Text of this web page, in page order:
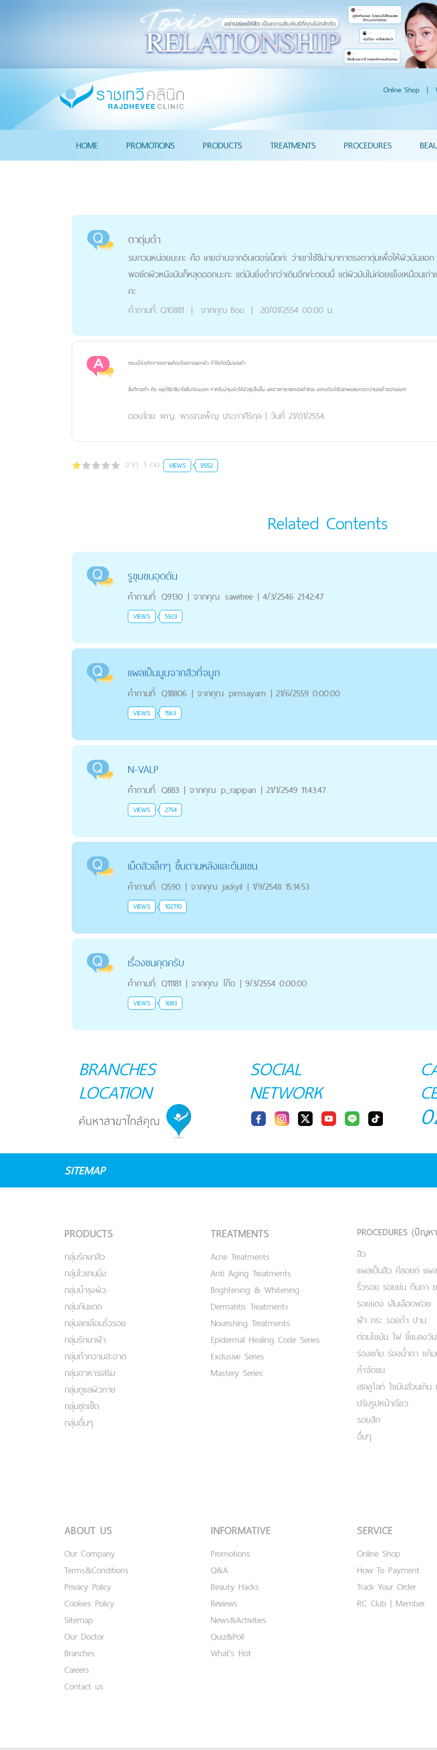
Online Shop |
HOME PROMOTIONS PRODUCTS TREATMENTS PROCEDURES
ตาตุ่มดำ
รบกวนหน่อยนะคะ คือ เคยอ่านจากอินเตอร์เน็ตค่ะ ว่าเขาใช้ซีม่ามาทาตรงตาตุ่มเพื่อให้ผิวมันลอ
พอขัดผิวหนังมันก็หลุดออกนะคะ แต่มันยิ่งดำกว่าเดิมอีกค่ะตอนนี้ แต่ผิวมันไม่ค่อยแข็งเหมือนเก่า
คะ
คำถามที่: Q10881 | จากคุณ Boo | 20/01/2554 00:00 น.
ตอนนี้ผิวเกิดการระคายเคืองโดยการลอกผิว ทำให้เกิดเป็นรอยดำ
สิ่งที่ควรทำ คือ หยุดใช้ยาซีม่าโลชั่นก่อนนะคะ ทาครีมบำรุงผิวให้ผิวชุ่มชื้นขึ้น และอาจทายาลดรอยดำช่วย แต่คงต้องใช้เวลาพอสมควรกว่ารอยดำจะจางลงค่ะ
ตอบโดย: พญ. พรรณเพ็ญ ประภาศิริกุล | วันที่ 21/01/2554
จาก: 1 คน VIEWS 9552
Related Contents
รูขุมขนอุดตัน
คำถามที่: Q9130 | จากคุณ sawitree | 4/3/2546 21:42:47
VIEWS 5923
แผลเป็นนูนจากสิวที่จมูก
คำถามที่: Q18806 | จากคุณ pimsayam | 21/6/2559 0:00:00
VIEWS 1563
N-VALP
คำถามที่: Q883 | จากคุณ p_rapipan | 21/1/2549 11:43:47
VIEWS 2754
เม็ดสิวเล็กๆ ขึ้นตามหลังและต้นแขน
คำถามที่: Q590 | จากคุณ jackyil | 1/9/2548 15:14:53
VIEWS 102710
เรื่องขนคุดครับ
คำถามที่: Q11181 | จากคุณ โก๊ต | 9/3/2554 0:00:00
VIEWS 3083
BRANCHES
LOCATION
SOCIAL
NETWORK
SITEMAP
PRODUCTS
กลุ่มรักษาสิว
กลุ่มไวเทนนิ่ง
กลุ่มบำรุงผิว
กลุ่มกันแดด
กลุ่มลดเลือนริ้วรอย
กลุ่มรักษาฝ้า
กลุ่มทำความสะอาด
กลุ่มอาหารเสริม
กลุ่มดูแลผิวกาย
กลุ่มชุดเซ็ต
กลุ่มอื่นๆ
TREATMENTS
Acne Treatments
Anti Aging Treatments
Brightening & Whitening
Dermatitis Treatments
Nourishing Treatments
Epidermal Healing Code Series
Exclusive Series
Mastery Series
PROCEDURES (ปัญห
สิว
แผลเป็นสิว คีลอยด์ แผ
ริ้วรอย รอยย่น ตีนกา
รอยแดง เส้นเลือดฟอย
ฝ้า กระ รอยดำ ปาน
ต่อมไขมัน ไฝ ขี้แมลงวั
ร่องแก้ม ร่องน้ำตา แก้
กำจัดขน
เชลลูไลท์ ไขมันส่วนเกิน
ปรับรูปหน้าเรียว
รอยสัก
อื่นๆ
ABOUT US
Our Company
Terms&Conditions
Privacy Policy
Cookies Policy
Sitemap
Our Doctor
Branches
Careers
Contact us
INFORMATIVE
Promotions
Q&A
Beauty Hacks
Reviews
News&Activities
Quiz&Poll
What's Hot
SERVICE
Online Shop
How To Payment
Track Your Order
RC Club | Member